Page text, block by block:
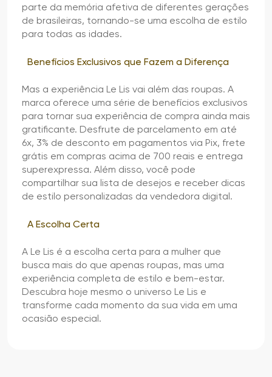
parte da memória afetiva de diferentes gerações
de brasileiras, tornando-se uma escolha de estilo
para todas as idades.
Benefícios Exclusivos que Fazem a Diferença
Mas a experiência Le Lis vai além das roupas. A
marca oferece uma série de benefícios exclusivos
para tornar sua experiência de compra ainda mais
gratificante. Desfrute de parcelamento em até
6x, 3% de desconto em pagamentos via Pix, frete
grátis em compras acima de 700 reais e entrega
superexpressa. Além disso, você pode
compartilhar sua lista de desejos e receber dicas
de estilo personalizadas da vendedora digital.
A Escolha Certa
A Le Lis é a escolha certa para a mulher que
busca mais do que apenas roupas, mas uma
experiência completa de estilo e bem-estar.
Descubra hoje mesmo o universo Le Lis e
transforme cada momento da sua vida em uma
ocasião especial.